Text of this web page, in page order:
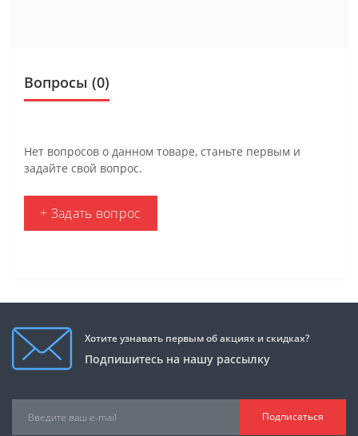
Вопросы (0)
Нет вопросов о данном товаре, станьте первым и
задайте свой вопрос.
+ Задать вопрос
Хотите узнавать первым об акциях и скидках?
Подпишитесь на нашу рассылку
Подписаться